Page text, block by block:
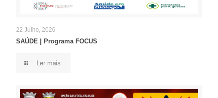
22 Julho, 2026
SAÚDE | Programa FOCUS
Ler mais